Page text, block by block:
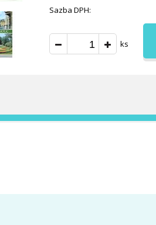
Sazba DPH:
ks